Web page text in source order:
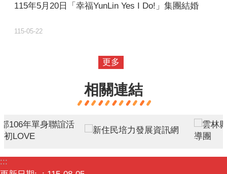
115-05-22
115年5月20日「幸福YunLin Yes I Do!」集團結婚
更多
相關連結
:::